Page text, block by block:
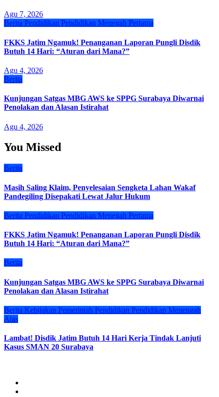
Agu 7, 2026
Berita Pendidikan Pendidikan Menegah Pertama
FKKS Jatim Ngamuk! Penanganan Laporan Pungli Disdik
Butuh 14 Hari: “Aturan dari Mana?”
Agu 4, 2026
Berita
Kunjungan Satgas MBG AWS ke SPPG Surabaya Diwarnai
Penolakan dan Alasan Istirahat
Agu 4, 2026
You Missed
Berita
Masih Saling Klaim, Penyelesaian Sengketa Lahan Wakaf
Pandegiling Disepakati Lewat Jalur Hukum
Berita Pendidikan Pendidikan Menegah Pertama
FKKS Jatim Ngamuk! Penanganan Laporan Pungli Disdik
Butuh 14 Hari: “Aturan dari Mana?”
Berita
Kunjungan Satgas MBG AWS ke SPPG Surabaya Diwarnai
Penolakan dan Alasan Istirahat
Berita Kebijakan Pemerintah Pendidikan Pendidikan Menengah
Atas
Lambat! Disdik Jatim Butuh 14 Hari Kerja Tindak Lanjuti
Kasus SMAN 20 Surabaya